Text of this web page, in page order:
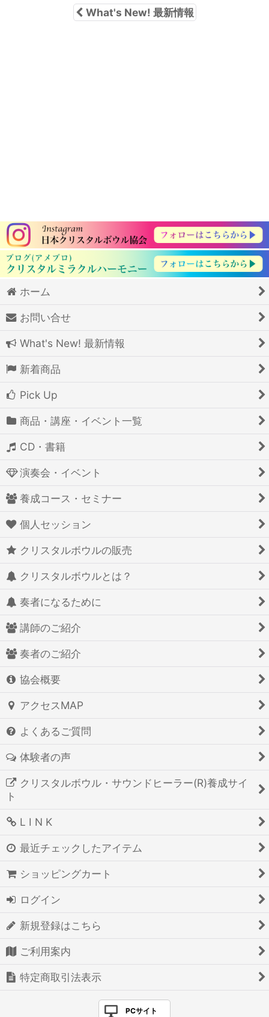
What's New! 最新情報
ホーム
お問い合せ
What's New! 最新情報
新着商品
Pick Up
商品・講座・イベント一覧
CD・書籍
演奏会・イベント
養成コース・セミナー
個人セッション
クリスタルボウルの販売
クリスタルボウルとは？
奏者になるために
講師のご紹介
奏者のご紹介
協会概要
アクセスMAP
よくあるご質問
体験者の声
クリスタルボウル・サウンドヒーラー(R)養成サイ
ト
L I N K
最近チェックしたアイテム
ショッピングカート
ログイン
新規登録はこちら
ご利用案内
特定商取引法表示
PCサイト